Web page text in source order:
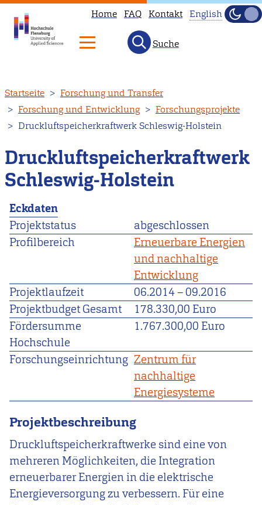
zum
Inhalt
Home FAQ Kontakt
available
in
English.
Head
main
page
instead.
English
Hell
Suche
Startseite
Forschung und Transfer
Forschung und Entwicklung
Forschungsprojekte
Druckluftspeicherkraftwerk Schleswig-Holstein
Druckluftspeicherkraftwerk
Schleswig-Holstein
Eckdaten
Projektstatus
abgeschlossen
Profilbereich
Erneuerbare Energien
und nachhaltige
Entwicklung
Projektlaufzeit
06.2014–09.2016
Projektbudget Gesamt
178.330,00 Euro
Fördersumme
Hochschule
1.767.300,00 Euro
Forschungseinrichtung Zentrum für
nachhaltige
Energiesysteme
Projektbeschreibung
Druckluftspeicherkraftwerke sind eine von
mehreren Möglichkeiten, die Integration
erneuerbarer Energien in die elektrische
Energieversorgung zu verbessern. Für eine